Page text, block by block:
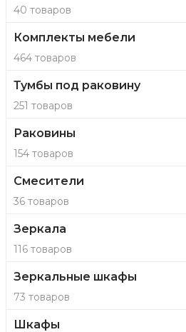
40 товаров
Комплекты мебели
464 товаров
Тумбы под раковину
251 товаров
Раковины
154 товаров
Смесители
36 товаров
Зеркала
116 товаров
Зеркальные шкафы
73 товаров
Шкафы